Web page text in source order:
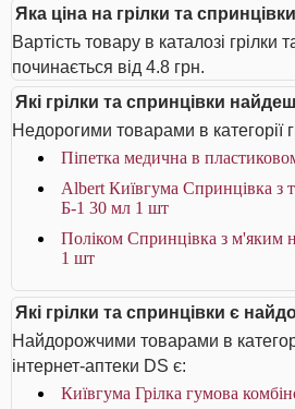
Яка ціна на грілки та
Вартість товару в каталозі грілки
починається від 4.8 грн.
Які грілки та спринцівки
Недорогими товарами в категорії
Піпетка медична в
Albert Київгума Спринцівка з
Б-1 30 мл 1 шт
Поліком Спринцівка з м'яким
1 шт
Які грілки та спринцівки є
Найдорожчими товарами в
інтернет-аптеки DS є:
Київгума Грілка гумова